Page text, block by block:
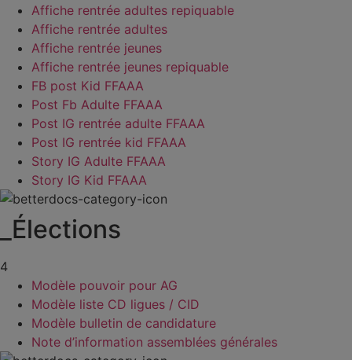
Affiche rentrée adultes repiquable
Affiche rentrée adultes
Affiche rentrée jeunes
Affiche rentrée jeunes repiquable
FB post Kid FFAAA
Post Fb Adulte FFAAA
Post IG rentrée adulte FFAAA
Post IG rentrée kid FFAAA
Story IG Adulte FFAAA
Story IG Kid FFAAA
_Élections
4
Modèle pouvoir pour AG
Modèle liste CD ligues / CID
Modèle bulletin de candidature
Note d’information assemblées générales